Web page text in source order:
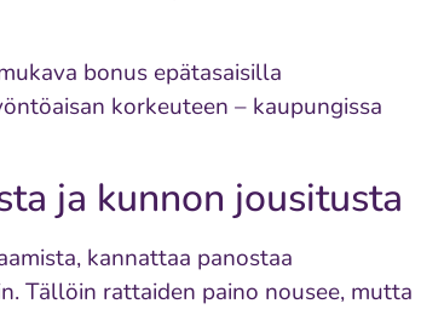
bonus epätasaisilla
korkeuteen – kaupungissa
ja kunnon jousitusta
kannattaa panostaa
Tällöin rattaiden paino nousee, mutta